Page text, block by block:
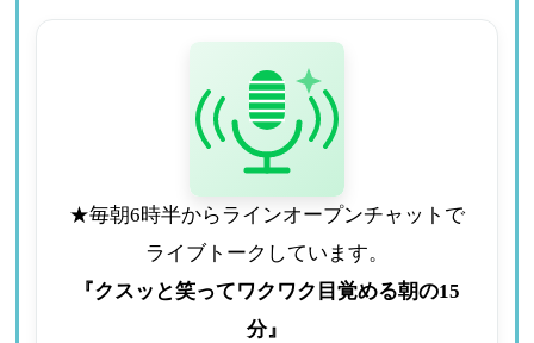
★毎朝6時半からラインオープンチャットで
ライブトークしています。
『クスッと笑ってワクワク目覚める朝の15
分』